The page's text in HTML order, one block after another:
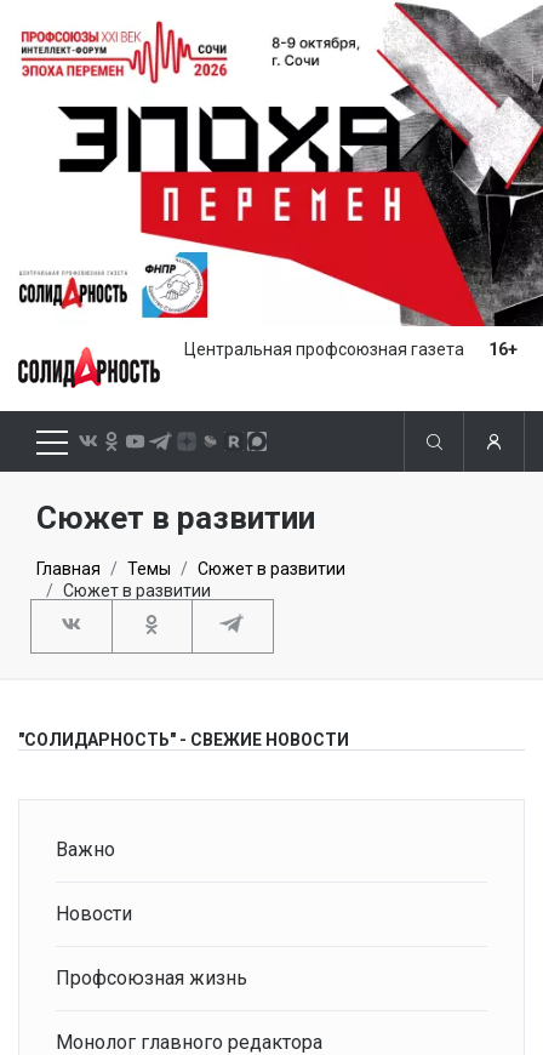
Центральная профсоюзная газета 16+
Сюжет в развитии
Главная Темы
Сюжет в развитии
Сюжет в развитии
"СОЛИДАРНОСТЬ" - СВЕЖИЕ НОВОСТИ
Важно
Новости
Профсоюзная жизнь
Монолог главного редактора